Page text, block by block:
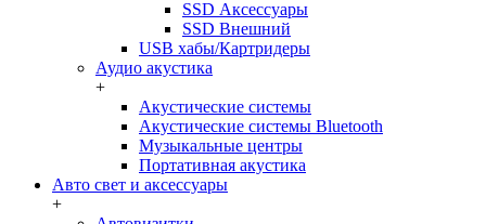
SSD Аксессуары
SSD Внешний
USB хабы/Картридеры
Аудио акустика
+
Акустические системы
Акустические системы Bluetooth
Музыкальные центры
Портативная акустика
Авто свет и аксессуары
+